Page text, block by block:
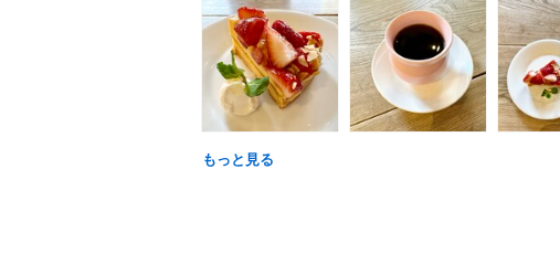
もっと見る